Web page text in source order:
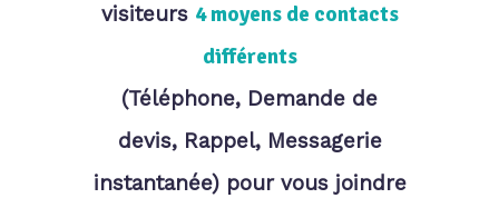
visiteurs 4 moyens de contacts
différents
(Téléphone, Demande de
devis, Rappel, Messagerie
instantanée) pour vous joindre